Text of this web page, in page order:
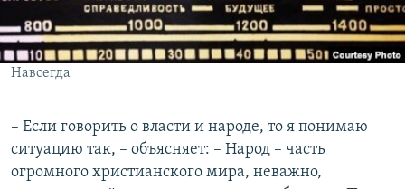
Навсегда
– Если говорить о власти и народе, то я понимаю
ситуацию так, – объясняет: – Народ – часть
огромного христианского мира, неважно,